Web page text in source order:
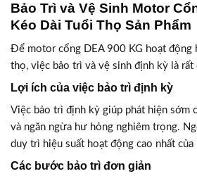
Bảo Trì và Vệ Sinh Motor
Kéo Dài Tuổi Thọ Sản Phẩm
Để motor cổng DEA 900 KG hoạt động
thọ, việc bảo trì và vệ sinh định kỳ là rất
Lợi ích của việc bảo trì định kỳ
Việc bảo trì định kỳ giúp phát hiện sớm
và ngăn ngừa hư hỏng nghiêm trọng.
duy trì hiệu suất hoạt động cao nhất của
Các bước bảo trì đơn giản